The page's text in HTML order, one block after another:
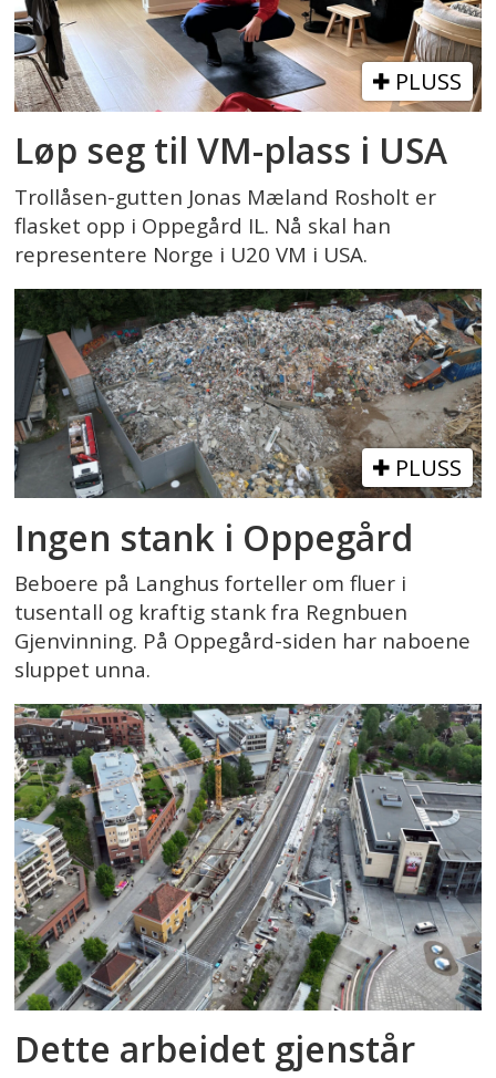
PLUSS
Løp seg til VM-plass i USA
Trollåsen-gutten Jonas Mæland Rosholt er
flasket opp i Oppegård IL. Nå skal han
representere Norge i U20 VM i USA.
PLUSS
Ingen stank i Oppegård
Beboere på Langhus forteller om fluer i
tusentall og kraftig stank fra Regnbuen
Gjenvinning. På Oppegård-siden har naboene
sluppet unna.
Dette arbeidet gjenstår